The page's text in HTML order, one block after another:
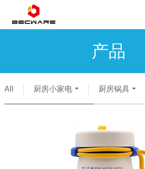
产品
All 厨房小家电 厨房锅具